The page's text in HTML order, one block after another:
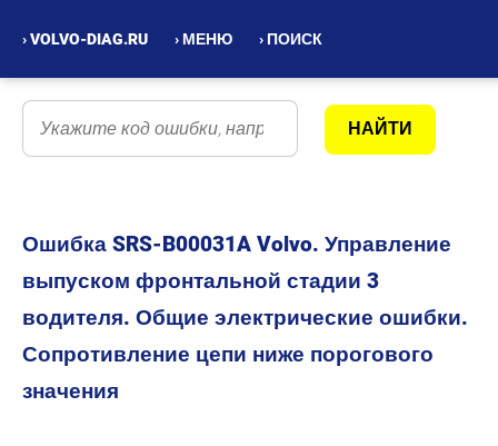
› VOLVO-DIAG.RU › МЕНЮ › ПОИСК
Ошибка SRS-B00031A Volvo. Управление
выпуском фронтальной стадии 3
водителя. Общие электрические ошибки.
Сопротивление цепи ниже порогового
значения